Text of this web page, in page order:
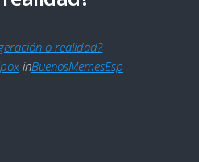
o realidad?
inBuenosMemesEsp